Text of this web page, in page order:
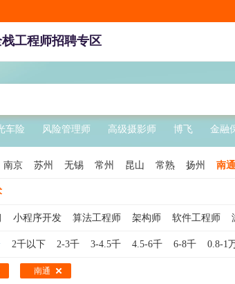
工程师招聘专区
车险 风险管理师 高级摄影师 博飞 金融
南京 苏州 无锡 常州 昆山 常熟 扬州 南通
小程序开发 算法工程师 架构师 软件工程师
技术总监 区块链开发 高级软件工程师 Java开发工
2千以下 2-3千 3-4.5千 4.5-6千 6-8千 0.8-1
南通